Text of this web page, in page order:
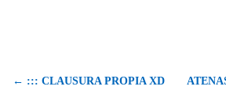
← ::: CLAUSURA PROPIA XD